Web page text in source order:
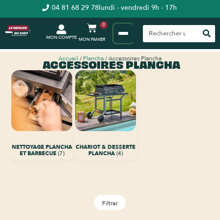
04 81 68 29 78lundi - vendredi 9h - 17h
MON COMPTE
0
Accueil /Plancha/ Accessoires Plancha
ACCESSOIRES PLANCHA
NETTOYAGE PLANCHA
ET BARBECUE (7)
CHARIOT & DESSERTE
PLANCHA (4)
Filtrer